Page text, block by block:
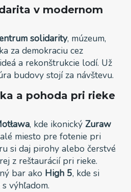
v modernom
solidarity, múzeum,
za demokraciu cez
a rekonštrukcie lodí. Už
budovy stojí za návštevu.
a pohoda pri rieke
, kde ikonický Zuraw
miesto pre fotenie pri
si daj pirohy alebo čerstvé
z reštaurácií pri rieke.
bar ako High 5, kde si
výhľadom.